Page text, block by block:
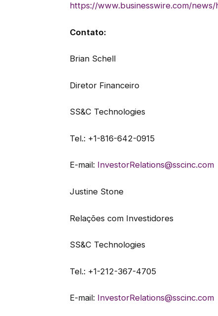
https://www.businesswire.com/
Contato:
Brian Schell
Diretor Financeiro
SS&C Technologies
Tel.: +1-816-642-0915
E-mail: InvestorRelations@sscinc.com
Justine Stone
Relações com Investidores
SS&C Technologies
Tel.: +1-212-367-4705
E-mail: InvestorRelations@sscinc.com